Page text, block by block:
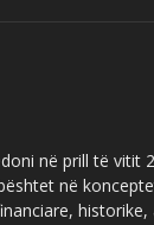
në prill të
në